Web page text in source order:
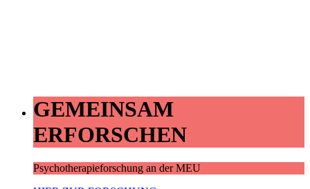
GEMEINSAM
ERFORSCHEN
Psychotherapieforschung an der MEU